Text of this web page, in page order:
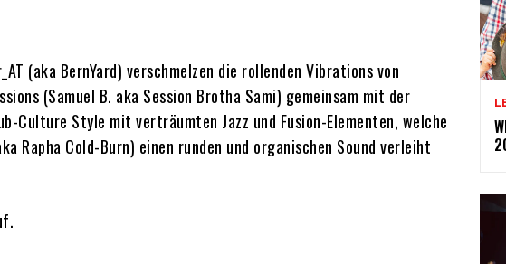
(aka BernYard) verschmelzen die rollenden Vibrations von
(Samuel B. aka Session Brotha Sami) gemeinsam mit der
Culture Style mit verträumten Jazz und Fusion-Elementen, welche
Rapha Cold-Burn) einen runden und organischen Sound verleiht